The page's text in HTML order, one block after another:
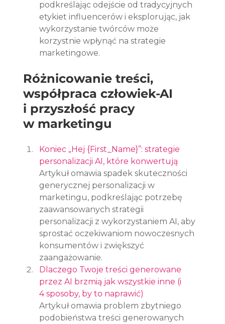
podkreślając odejście od tradycyjnych
etykiet influencerów i eksplorując, jak
wykorzystanie twórców może
korzystnie wpłynąć na strategie
marketingowe.
Różnicowanie treści,
współpraca człowiek-AI
i przyszłość pracy
w marketingu
Koniec „Hej {First_Name}”: strategie
personalizacji AI, które konwertują
Artykuł omawia spadek skuteczności
generycznej personalizacji w
marketingu, podkreślając potrzebę
zaawansowanych strategii
personalizacji z wykorzystaniem AI, aby
sprostać oczekiwaniom nowoczesnych
konsumentów i zwiększyć
zaangażowanie.
Dlaczego Twoje treści generowane
przez AI brzmią jak wszystkie inne (i
4 sposoby, by to naprawić)
Artykuł omawia problem zbytniego
podobieństwa treści generowanych